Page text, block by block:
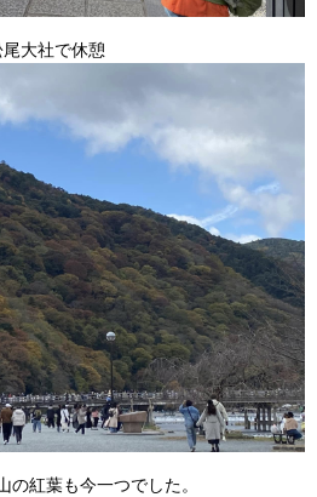
尾大社で休憩
の紅葉も今一つでした。